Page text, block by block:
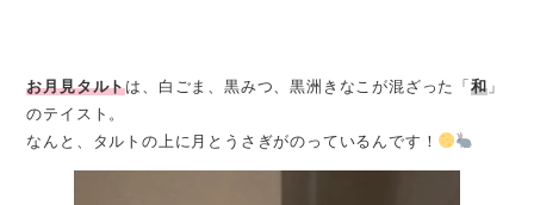
お月見タルトは、白ごま、黒みつ、黒洲きなこが混ざった「和」
のテイスト。
なんと、タルトの上に月とうさぎがのっているんです！